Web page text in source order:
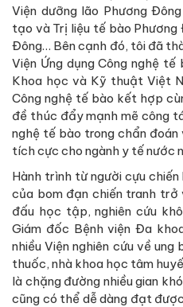
Viện dưỡng lão Phương
tạo và Trị liệu tế bào Phương
Đông… Bên cạnh đó, tôi đã
Viện Ứng dụng Công nghệ
Khoa học và Kỹ thuật Việt
Công nghệ tế bào kết hợp
đề thúc đẩy mạnh mẽ công
nghệ tế bào trong chẩn
tích cực cho ngành y tế nước
Hành trình từ người cựu
của bom đạn chiến tranh
đấu học tập, nghiên cứu
Giám đốc Bệnh viện Đa
nhiều Viện nghiên cứu về
thuốc, nhà khoa học tâm
là chặng đường nhiều gian
cũng có thể dễ dàng đạt